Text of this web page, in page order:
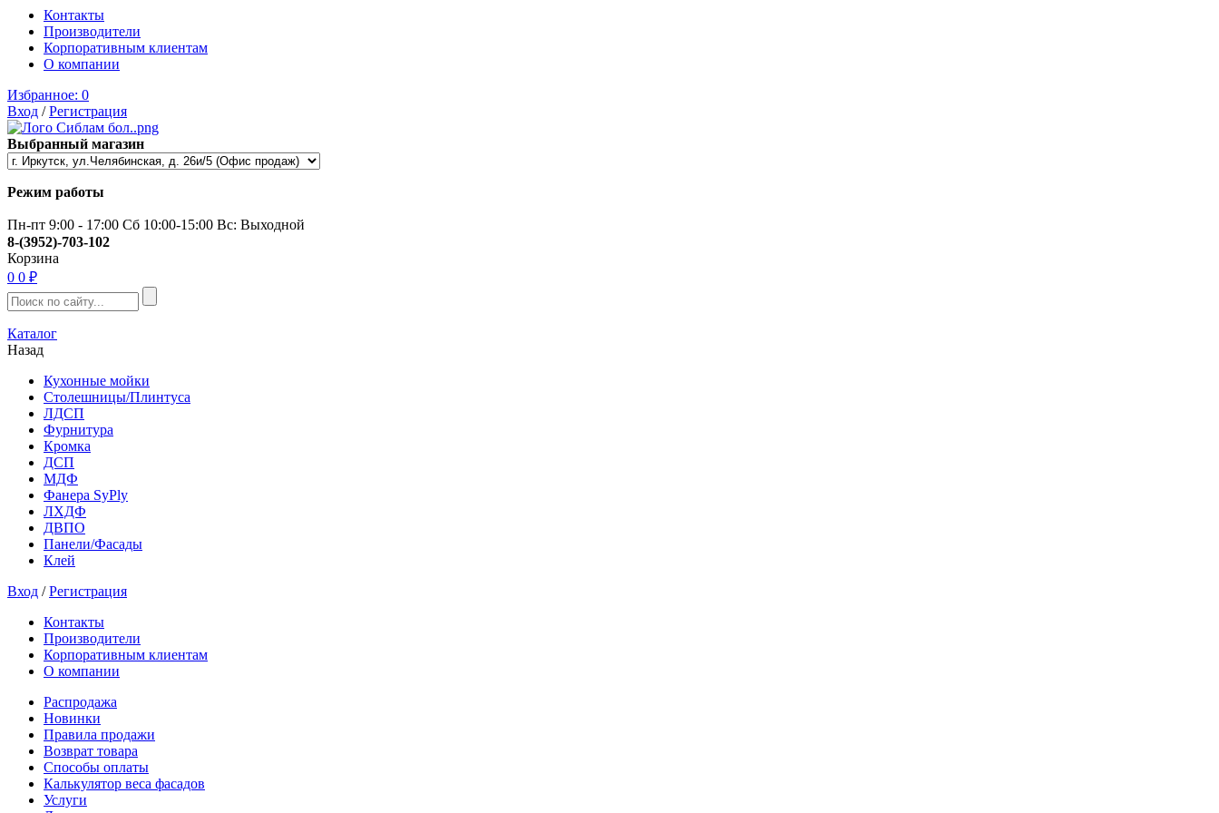
Контакты
Производители
Корпоративным клиентам
О компании
Избранное: 0
Вход /Регистрация
Выбранный магазин
Режим работы
Пн-пт 9:00 - 17:00 Сб 10:00-15:00 Вс: Выходной
8-(3952)-703-102
Корзина
0 0 ₽
Каталог
Назад
Кухонные мойки
Столешницы/Плинтуса
ЛДСП
Фурнитура
Кромка
ДСП
МДФ
Фанера SyPly
ЛХДФ
ДВПО
Панели/Фасады
Клей
Вход /Регистрация
Контакты
Производители
Корпоративным клиентам
О компании
Распродажа
Новинки
Правила продажи
Возврат товара
Способы оплаты
Калькулятор веса фасадов
Услуги